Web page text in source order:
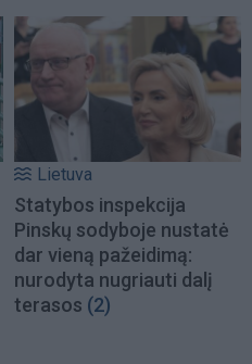
Lietuva
Statybos inspekcija
Pinskų sodyboje nustatė
dar vieną pažeidimą:
nurodyta nugriauti dalį
terasos (2)